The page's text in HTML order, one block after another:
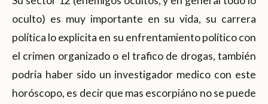
oculto) es muy importante en su vida, su carrera
política lo explicita en su enfrentamiento político con
el crimen organizado o el trafico de drogas, también
podría haber sido un investigador medico con este
horóscopo, es decir que mas escorpiáno no se puede